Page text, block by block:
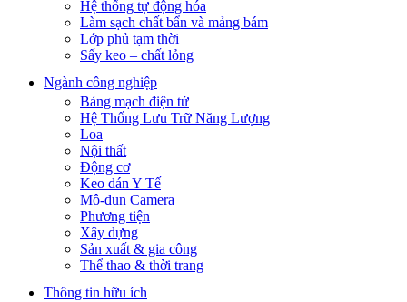
Hệ thống tự động hóa
Làm sạch chất bẩn và mảng bám
Lớp phủ tạm thời
Sấy keo – chất lỏng
Ngành công nghiệp
Bảng mạch điện tử
Hệ Thống Lưu Trữ Năng Lượng
Loa
Nội thất
Động cơ
Keo dán Y Tế
Mô-đun Camera
Phương tiện
Xây dựng
Sản xuất & gia công
Thể thao & thời trang
Thông tin hữu ích